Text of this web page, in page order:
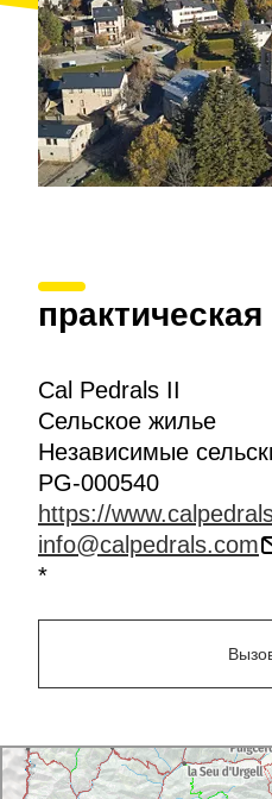
Cal Pedrals II
Сельское жилье
Независимые
PG-000540
https://
info@calpedrals.com
*